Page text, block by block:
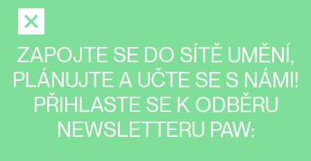
ZAPOJTE SE DO SÍTĚ UMĚNÍ,
PLÁNUJTE A UČTE SE S NÁMI!
PŘIHLASTE SE K ODBĚRU
NEWSLETTERU PAW: